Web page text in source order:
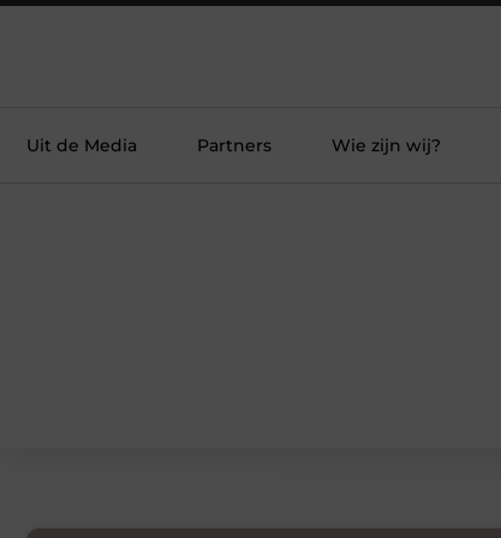
Uit de Media Partners Wie zijn wij?